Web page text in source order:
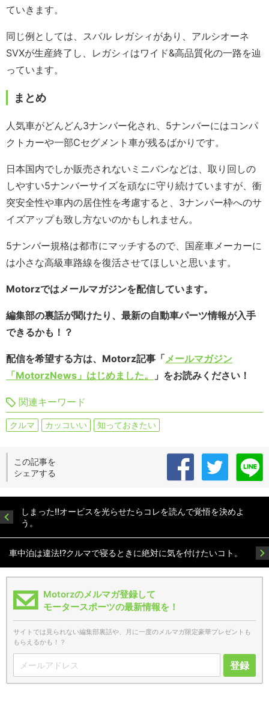
ていきます。
同じ例としては、スバル レガシィがあり、アルシオーネ
SVXが生産終了し、レガシィはワイド&高品質化の一路を辿
っています。
まとめ
人気車がどんどん3ナンバー化され、5ナンバーにはコンパ
クトカーや一部Cセグメント車が残るばかりです。
日本国内でしか販売されないミニバンなどは、取り回しの
しやすい5ナンバーサイズを頑なに守り続けていますが、衝
突安全性や車内の居住性を考慮すると、3ナンバー枠へのサ
イズアップも致し方ないのかもしれません。
5ナンバー規格は都市にマッチするので、国産車メーカーに
は小さな高級車路線を復活させてほしいと思います。
Motorzではメールマガジンを配信しています。
編集部の裏話が聞けたり、最新の自動車パーツ情報が入手
できるかも！？
配信を希望する方は、Motorz記事「メールマガジン
「MotorzNews」はじめました。
」をお読みください！
関連キーワード
クルマ カッコいい 知っておきたい
この記事を
シェアする
しまった!!オービスを光らせたらコレを読んで覚悟を決めよ
う。
車中泊は違法!?クルマで寝るときに絶対に気を付けたいコト。
Motorzのメルマガ登録して
モータースポーツの最新情報を！
サイトでは見られない編集部裏話や、月に一度のメルマガ限定豪華プレゼントも
もらえるかも！？
登録